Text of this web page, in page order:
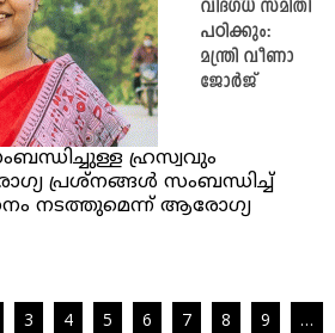
വിദഗ്ധ സമിതി
പഠിക്കും:
മന്ത്രി വീണാ
ജോര്‍ജ്
ഹ്രസ്വവും
പ്രശ്‌നങ്ങള്‍ സംബന്ധിച്ച്
നടത്തുമെന്ന് ആരോഗ്യ
3 4 5 6 7 8 9
…